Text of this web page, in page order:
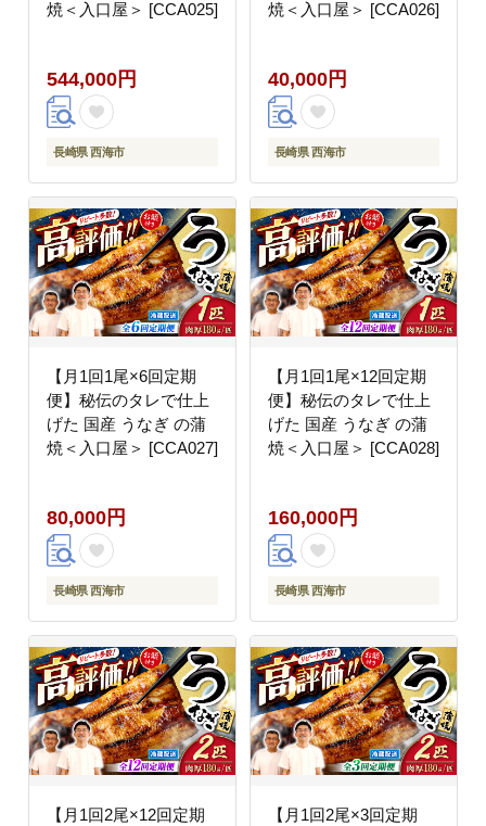
焼＜入口屋＞ [CCA025]
544,000円
長崎県 西海市
焼＜入口屋＞ [CCA026]
40,000円
長崎県 西海市
【月1回1尾×6回定期
便】秘伝のタレで仕上
げた 国産 うなぎ の蒲
焼＜入口屋＞ [CCA027]
80,000円
長崎県 西海市
【月1回1尾×12回定期
便】秘伝のタレで仕上
げた 国産 うなぎ の蒲
焼＜入口屋＞ [CCA028]
160,000円
長崎県 西海市
【月1回2尾×12回定期
【月1回2尾×3回定期